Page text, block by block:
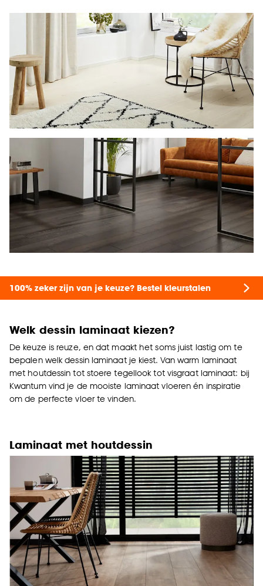
100% zeker zijn van je keuze? Bestel kleurstalen
Welk dessin laminaat kiezen?
De keuze is reuze, en dat maakt het soms juist lastig om te
bepalen welk dessin laminaat je kiest. Van warm laminaat
met houtdessin tot stoere tegellook tot visgraat laminaat: bij
Kwantum vind je de mooiste laminaat vloeren én inspiratie
om de perfecte vloer te vinden.
Laminaat met houtdessin